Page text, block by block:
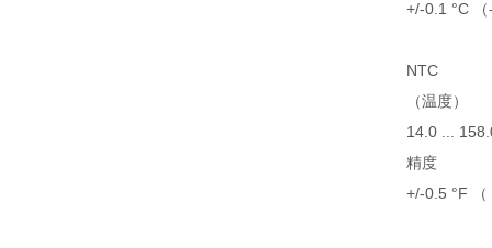
+/-0.1 °C
NTC
（温度）
14.0 ...
精度
+/-0.5 °F （